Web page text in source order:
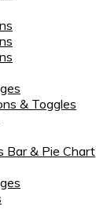
& Toggles
Bar & Pie Chart